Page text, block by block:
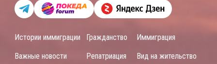
Истории иммиграции
Важные новости
Гражданство
Репатриация
Иммиграция
Вид на жительство